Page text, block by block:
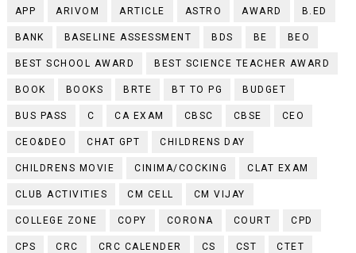
APP ARIVOM ARTICLE ASTRO AWARD B.ED
BANK BASELINE ASSESSMENT BDS BE BEO
BEST SCHOOL AWARD BEST SCIENCE TEACHER AWARD
BOOK BOOKS BRTE BT TO PG BUDGET
BUS PASS C CA EXAM CBSC CBSE CEO
CEO&DEO CHAT GPT CHILDRENS DAY
CHILDRENS MOVIE CINIMA/COCKING CLAT EXAM
CLUB ACTIVITIES CM CELL CM VIJAY
COLLEGE ZONE COPY CORONA COURT CPD
CPS CRC CRC CALENDER CS CST CTET